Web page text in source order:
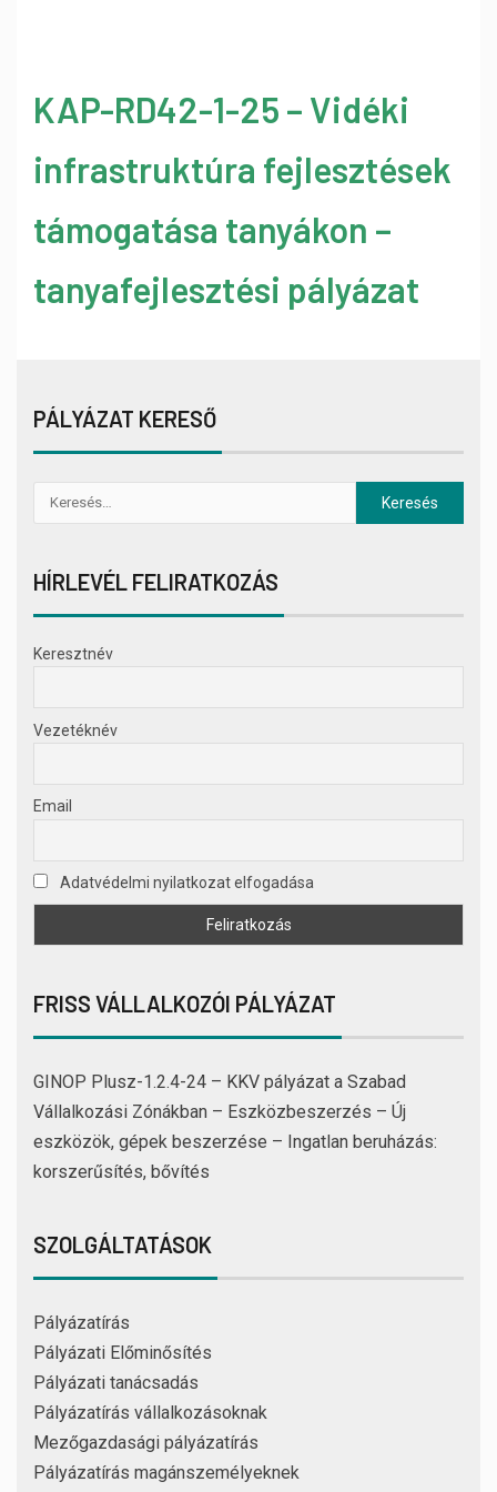
KAP-RD42-1-25 – Vidéki
infrastruktúra fejlesztések
támogatása tanyákon –
tanyafejlesztési pályázat
PÁLYÁZAT KERESŐ
HÍRLEVÉL FELIRATKOZÁS
Keresztnév
Vezetéknév
Email
Adatvédelmi nyilatkozat elfogadása
FRISS VÁLLALKOZÓI PÁLYÁZAT
GINOP Plusz-1.2.4-24 – KKV pályázat a Szabad
Vállalkozási Zónákban – Eszközbeszerzés – Új
eszközök, gépek beszerzése – Ingatlan beruházás:
korszerűsítés, bővítés
SZOLGÁLTATÁSOK
Pályázatírás
Pályázati Előminősítés
Pályázati tanácsadás
Pályázatírás vállalkozásoknak
Mezőgazdasági pályázatírás
Pályázatírás magánszemélyeknek